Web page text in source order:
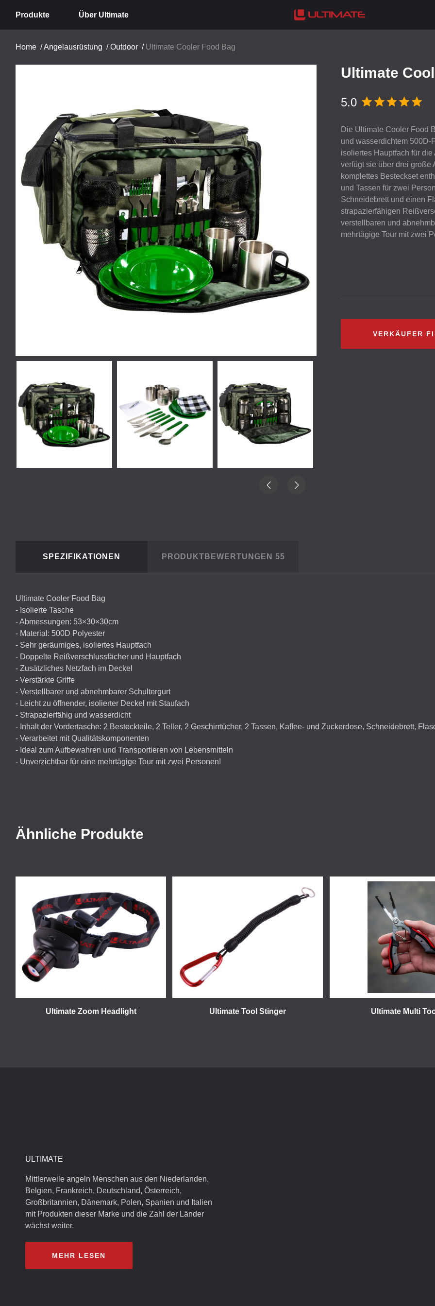
Produkte Über Ultimate
Home /Angelausrüstung /Outdoor / Ultimate Cooler Food Bag
Ultimate
5.0
Die Ultimate Cooler Food
und wasserdichtem 500D-
isoliertes Hauptfach für
verfügt sie über drei große
komplettes Besteckset
und Tassen für zwei
Schneidebrett und einen
strapazierfähigen
verstellbaren und
mehrtägige Tour mit zwei
VERKÄUFER
SPEZIFIKATIONEN PRODUKTBEWERTUNGEN 55
Ultimate Cooler Food Bag
- Isolierte Tasche
- Abmessungen: 53×30×30cm
- Material: 500D Polyester
- Sehr geräumiges, isoliertes Hauptfach
- Doppelte Reißverschlussfächer und Hauptfach
- Zusätzliches Netzfach im Deckel
- Verstärkte Griffe
- Verstellbarer und abnehmbarer Schultergurt
- Leicht zu öffnender, isolierter Deckel mit Staufach
- Strapazierfähig und wasserdicht
- Inhalt der Vordertasche: 2 Besteckteile, 2 Teller, 2 Geschirrtücher, 2 Tassen, Kaffee- und Zuckerdose, Schneidebrett,
- Verarbeitet mit Qualitätskomponenten
- Ideal zum Aufbewahren und Transportieren von Lebensmitteln
- Unverzichtbar für eine mehrtägige Tour mit zwei Personen!
Ähnliche Produkte
Ultimate Zoom Headlight Ultimate Tool Stinger Ultimate Multi
ULTIMATE
Mittlerweile angeln Menschen aus den Niederlanden,
Belgien, Frankreich, Deutschland, Österreich,
Großbritannien, Dänemark, Polen, Spanien und Italien
mit Produkten dieser Marke und die Zahl der Länder
wächst weiter.
MEHR LESEN